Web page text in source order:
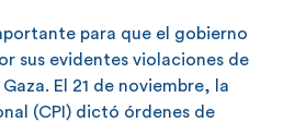
para que el gobierno
sus evidentes violaciones de
El 21 de noviembre, la
(CPI) dictó órdenes de